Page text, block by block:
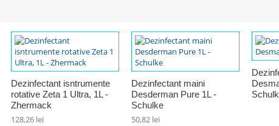
Dezinfectant isntrumente
rotative Zeta 1 Ultra, 1L -
Zhermack
128,26 lei
Dezinfectant maini
Desderman Pure 1L -
Schulke
50,82 lei